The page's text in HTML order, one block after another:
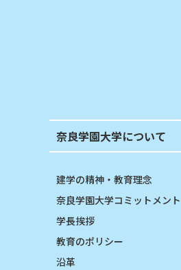
奈良学園大学について
建学の精神・教育理念
奈良学園大学コミットメント
学長挨拶
教育のポリシー
沿革